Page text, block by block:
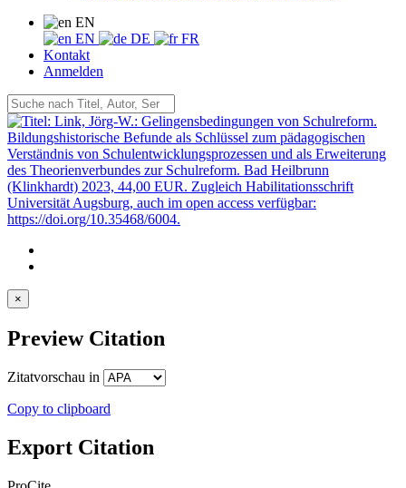
EN
EN
DE
FR
Kontakt
Anmelden
×
Copy to clipboard
Export Citation
RefWorks
Reference Manager
.ris